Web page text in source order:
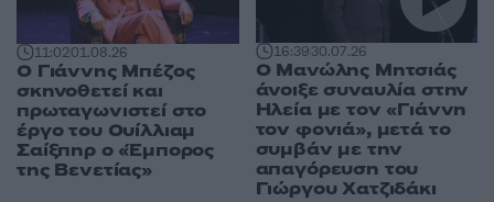
11:0201.08.26
Ο Γιάννης Μπέζος
σκηνοθετεί και
πρωταγωνιστεί στο
έργο του Ουίλλιαμ
Σαίξπηρ ο «Έμπορος
της Βενετίας»
16:3930.07.26
Ο Μανώλης Μητσιάς
άνοιξε συναυλία στην
Ηλεία με τον «Γιάννη
τον φονιά», μετά το
συμβάν με την
απαγόρευση του
Γιώργου Χατζιδάκι